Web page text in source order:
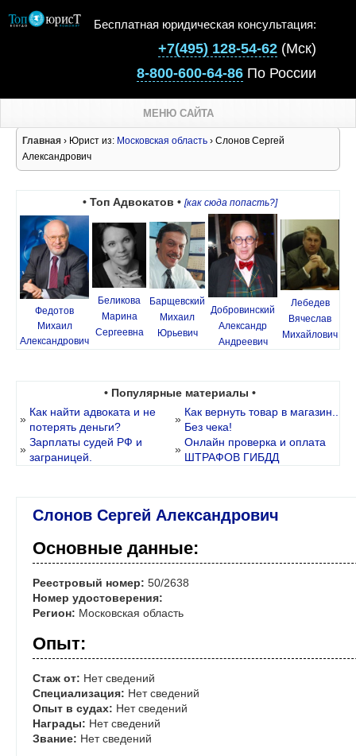
Бесплатная юридическая консультация:
+7(495) 128-54-62 (Мск)
8-800-600-64-86 По России
МЕНЮ САЙТА
Главная › Юрист из: Московская область › Слонов Сергей
Александрович
• Топ Адвокатов • [как сюда попасть?]
Федотов
Михаил
Александрович
Беликова
Марина
Сергеевна
Барщевский
Михаил
Юрьевич
Добровинский
Александр
Андреевич
Лебедев
Вячеслав
Михайлович
• Популярные материалы •
»
Как найти адвоката и не
потерять деньги?
»
Как вернуть товар в магазин..
Без чека!
»
Зарплаты судей РФ и
заграницей.
»
Онлайн проверка и оплата
ШТРАФОВ ГИБДД
Слонов Сергей Александрович
Основные данные:
Реестровый номер: 50/2638
Номер удостоверения:
Регион: Московская область
Опыт:
Стаж от: Нет сведений
Специализация: Нет сведений
Опыт в судах: Нет сведений
Награды: Нет сведений
Звание: Нет сведений